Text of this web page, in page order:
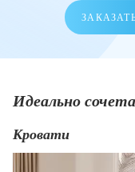
Идеально
Кровати